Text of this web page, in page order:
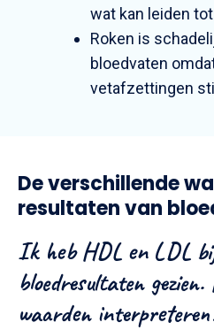
wat kan leiden
Roken is
bloedvaten
vetafzettingen
De verschillende
resultaten van
Ik heb HDL en LDL
bloedresultaten gezien.
waarden